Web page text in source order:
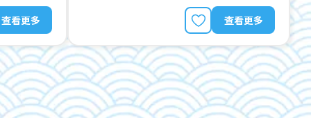
查看更多 查看更多